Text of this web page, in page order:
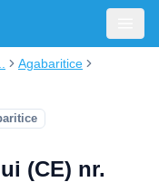
Agabaritice
(CE) nr.